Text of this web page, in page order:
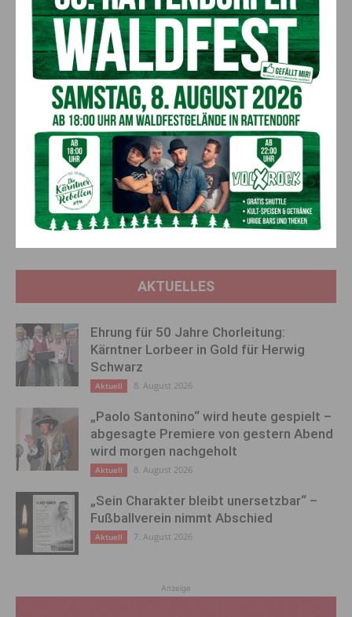
angenehm‘, wie es das Gesetz vorschreibt, und die
schnellwachsenden Masthuhnrassen überlasten den Körper
der Tiere, wie es die Regelung gegen Qualzucht eindeutig
verbietet. Doch alle diesbezüglichen Anzeigen versanden. So
auch hier bei den Schafen. Wir appellieren daher an den
Rechtsstaat, sich auch in unbequemen Fällen durchzusetzen,
indem wir eine Anzeige wegen Amtsmissbrauchs eingebracht
haben. Es geht nicht an, dass man Gesetze nur dann
exekutiert, wenn einem danach ist.
Vorheriger Artikel
Tödlicher Alpinunfall
Nächster Artikel
Julijan & Amy sprangen auf
das Siegespodest
AKTUELLES
Ehrung für 50 Jahre Chorleitung:
Kärntner Lorbeer in Gold für Herwig
Schwarz
Aktuell 8. August 2026
„Paolo Santonino“ wird heute gespielt –
abgesagte Premiere von gestern Abend
wird morgen nachgeholt
Aktuell 8. August 2026
„Sein Charakter bleibt unersetzbar“ –
Fußballverein nimmt Abschied
Aktuell 7. August 2026
Anzeige